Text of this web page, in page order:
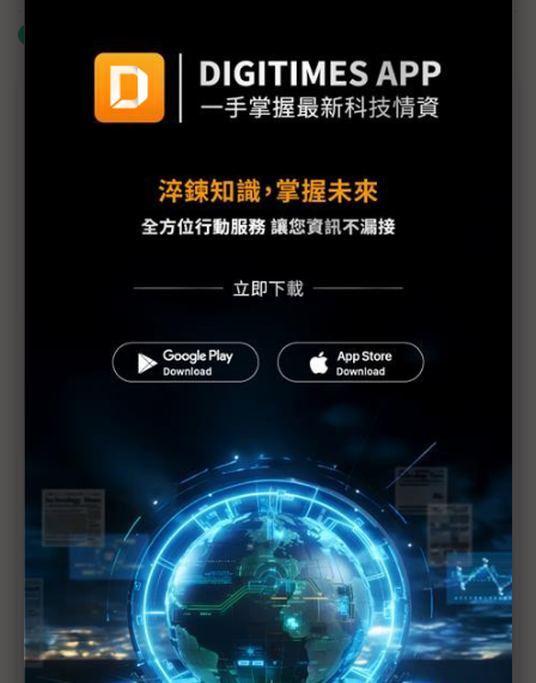
議題精選－AI專欄
AMAX引領生成式 AI 與即時運動數據革命
思想科技助企業加速落實 AI 應用，完整顧問服務突破
首款AI心肺篩檢在國際亮相！展現台灣醫學影像創新
迎接後雙軸轉型時代 Google AI助攻台灣製造業邁
慧榮科技突破資料與功耗瓶頸 全新儲存技術加速AI應
用發展
臺師大與麗臺攜手成立深度學習共同實驗室 推動AI技
術在教育與產業的應用